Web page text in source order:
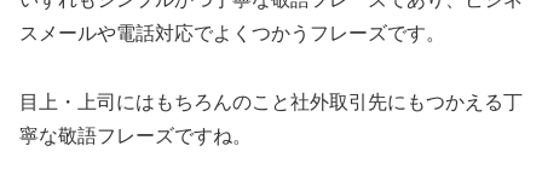
スメールや電話対応でよくつかうフレーズです。
目上・上司にはもちろんのこと社外取引先にもつかえる丁
寧な敬語フレーズですね。